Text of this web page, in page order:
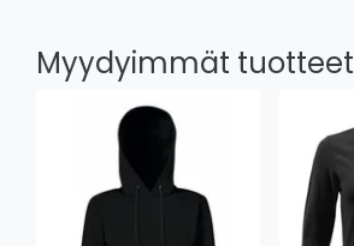
Myydyimmät tuotteet